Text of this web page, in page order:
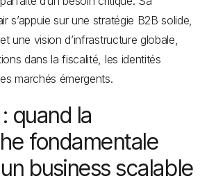
s’appuie sur une stratégie B2B solide,
une vision d’infrastructure globale,
dans la fiscalité, les identités
marchés émergents.
quand la
fondamentale
business scalable